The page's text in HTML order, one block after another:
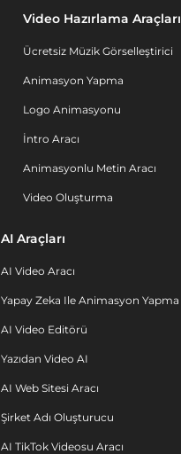
Video Hazırlama Araçları
Ücretsiz Müzik Görselleştirici
Animasyon Yapma
Logo Animasyonu
İntro Aracı
Animasyonlu Metin Aracı
Video Oluşturma
AI Araçları
AI Video Aracı
Yapay Zeka Ile Animasyon Yapma
AI Video Editörü
Yazıdan Video AI
AI Web Sitesi Aracı
Şirket Adı Oluşturucu
AI TikTok Videosu Aracı